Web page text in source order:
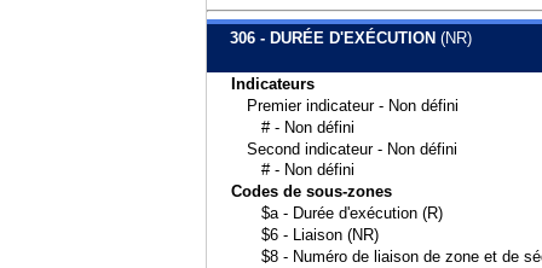
306 - DURÉE D'EXÉCUTION (NR)
Indicateurs
Premier indicateur - Non défini
# - Non défini
Second indicateur - Non défini
# - Non défini
Codes de sous-zones
$a - Durée d'exécution (R)
$6 - Liaison (NR)
$8 - Numéro de liaison de zone et de